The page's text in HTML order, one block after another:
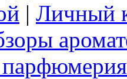
| Личный